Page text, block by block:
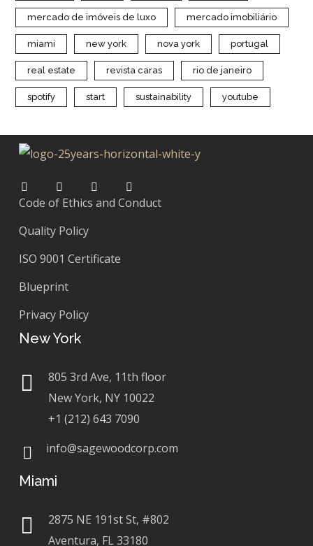
mercado de imóveis de luxo mercado imobiliário
miami new york nova york portugal
real estate revista caras rio de janeiro
spotify start sustainability youtube
Code of Ethics and Conduct
Quality Policy
ISO 9001 Certificate
Blueprint
Privacy Policy
New York
805 3rd Ave, 11th floor
New York, NY 10022
+1 (212) 643 7090
info@sagewoodcorp.com
Miami
2875 NE 191st St, #802
Aventura, FL 33180